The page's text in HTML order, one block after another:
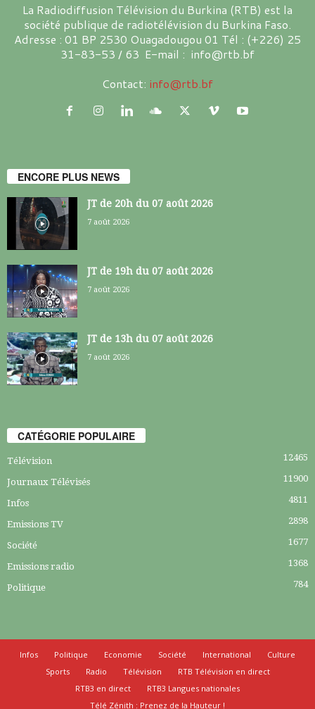
La Radiodiffusion Télévision du Burkina (RTB) est la
société publique de radiotélévision du Burkina Faso.
Adresse : 01 BP 2530 Ouagadougou 01 Tél : (+226) 25
31-83-53 / 63 E-mail : info@rtb.bf
Contact: info@rtb.bf
ENCORE PLUS NEWS
JT de 20h du 07 août 2026
7 août 2026
JT de 19h du 07 août 2026
7 août 2026
JT de 13h du 07 août 2026
7 août 2026
CATÉGORIE POPULAIRE
Télévision 12465
Journaux Télévisés 11900
Infos 4811
Emissions TV 2898
Société 1677
Emissions radio 1368
Politique 784
Infos Politique Economie Société International
Culture
Sports
Radio Télévision
RTB Télévision en direct
RTB3 en direct
RTB3 Langues nationales
Télé Zénith : Prenez de la Hauteur !